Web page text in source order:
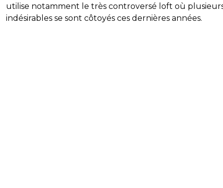
utilise notamment le très controversé loft où
indésirables se sont côtoyés ces dernières années.